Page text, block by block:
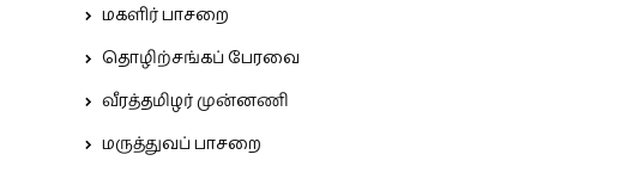
மகளிர் பாசறை
தொழிற்சங்கப் பேரவை
வீரத்தமிழர் முன்னணி
மருத்துவப் பாசறை